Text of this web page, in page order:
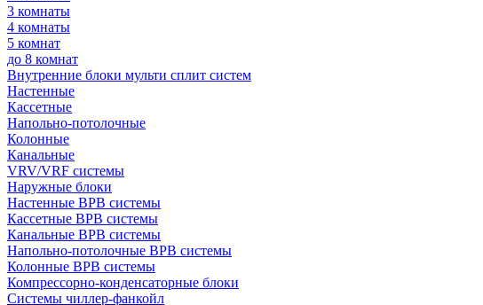
3 комнаты
4 комнаты
5 комнат
до 8 комнат
Внутренние блоки мульти сплит систем
Настенные
Кассетные
Напольно-потолочные
Колонные
Канальные
VRV/VRF системы
Наружные блоки
Настенные ВРВ системы
Кассетные ВРВ системы
Канальные ВРВ системы
Напольно-потолочные ВРВ системы
Колонные ВРВ системы
Компрессорно-конденсаторные блоки
Системы чиллер-фанкойл